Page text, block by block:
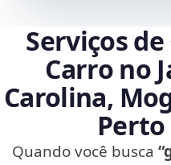
Serviços
Carro no
Carolina,
Quando você busca